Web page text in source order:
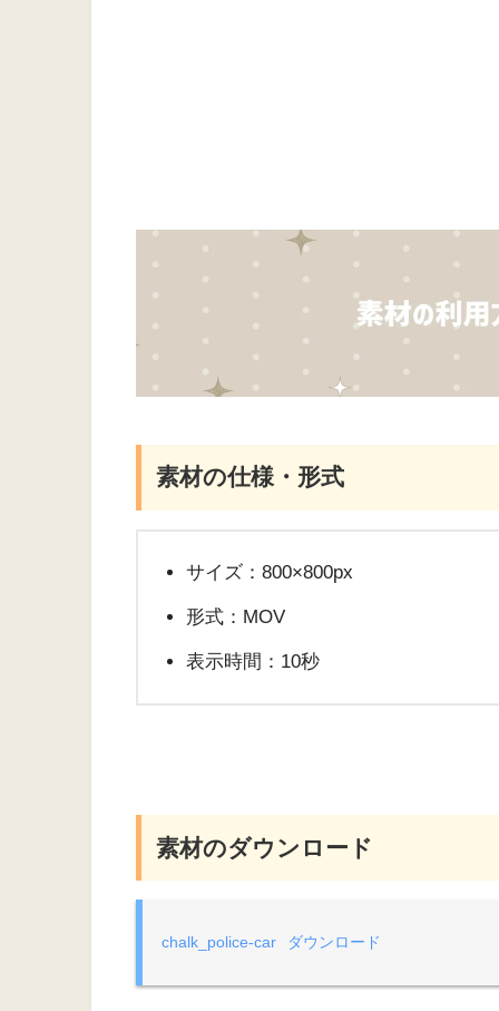
素材の仕様・形式
サイズ：800×800px
形式：MOV
表示時間：10秒
素材のダウンロード
chalk_police-car ダウンロード